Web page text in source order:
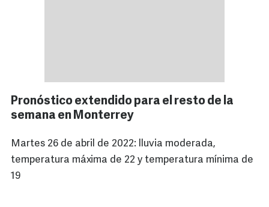
Pronóstico extendido para el resto de la
semana en Monterrey
Martes 26 de abril de 2022: lluvia moderada,
temperatura máxima de 22 y temperatura mínima de
19